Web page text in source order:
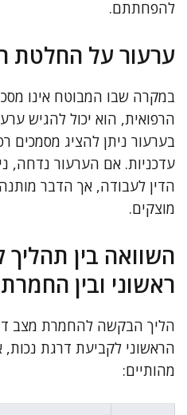
להפחתתם.
ערעור על החלטת
במקרה שבו המבוטח אינו
הרפואית, הוא יכול להגיש
בערעור ניתן להציג מסמכים
עדכניות. אם הערעור נדחה,
הדין לעבודה, אך הדבר
מוצקים.
השוואה בין תהליך
ראשוני ובין
הליך הבקשה להחמרת מצב
הראשוני לקביעת דרגת
מהותיים: